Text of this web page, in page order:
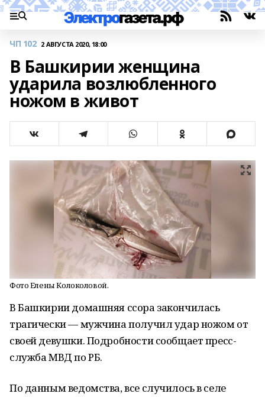
ЧП 102 2 АВГУСТА 2020, 18:00
В Башкирии женщина
ударила возлюбленного
ножом в живот
Фото Елены Колоколовой.
В Башкирии домашняя ссора закончилась
трагически — мужчина получил удар ножом от
своей девушки. Подробности сообщает пресс-
служба МВД по РБ.
По данным ведомства, все случилось в селе